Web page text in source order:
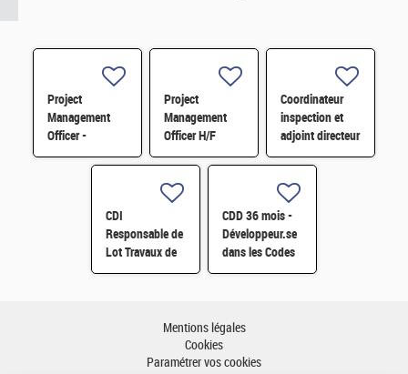
Project
Management
Officer -
Référent Cost
Engineering H/F
Project
Management
Officer H/F
Coordinateur
inspection et
adjoint directeur
qualité/inspection
– Projet RJH
H/F
CDI
Responsable de
Lot Travaux de
Démantèlement
CDD 36 mois -
Développeur.se
dans les Codes
de Traitement
Monte-Carlo H/F
Mentions légales
Cookies
Paramétrer vos cookies